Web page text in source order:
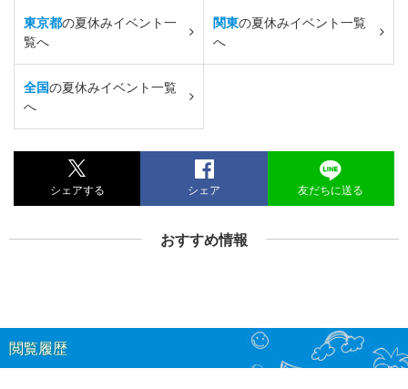
東京都の夏休みイベント一
覧へ
関東の夏休みイベント一覧
へ
全国の夏休みイベント一覧
へ
シェアする シェア 友だちに送る
おすすめ情報
閲覧履歴